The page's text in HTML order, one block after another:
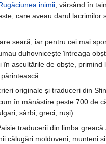
inimii, vărsând în
care aveau darul
seară, iar pentru cei mai
duhovnicește întreaga
ascultările de obște,
originale și traduceri din
în mănăstire peste 700 de
sârbi, greci, ruși).
traducerii din limba
călugări moldoveni, munteni